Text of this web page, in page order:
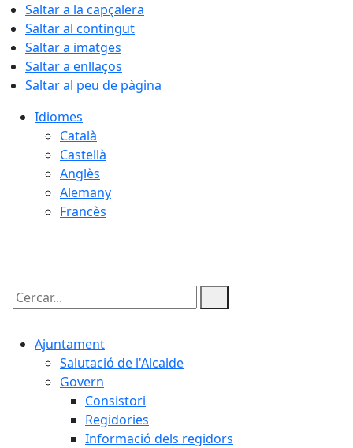
Saltar a la capçalera
Saltar al contingut
Saltar a imatges
Saltar a enllaços
Saltar al peu de pàgina
Idiomes
Català
Castellà
Anglès
Alemany
Francès
Cercar:
Ajuntament
Salutació de l'Alcalde
Govern
Consistori
Regidories
Informació dels regidors